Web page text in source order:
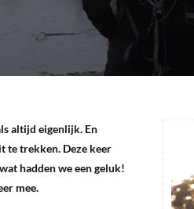
altijd eigenlijk. En
te trekken. Deze keer
hadden we een geluk!
mee.